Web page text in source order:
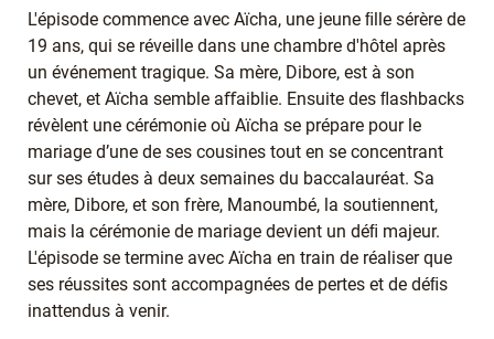
L'épisode commence avec Aïcha, une jeune ﬁlle sérère de
19 ans, qui se réveille dans une chambre d'hôtel après
un événement tragique. Sa mère, Dibore, est à son
chevet, et Aïcha semble aﬀaiblie. Ensuite des ﬂashbacks
révèlent une cérémonie où Aïcha se prépare pour le
mariage d’une de ses cousines tout en se concentrant
sur ses études à deux semaines du baccalauréat. Sa
mère, Dibore, et son frère, Manoumbé, la soutiennent,
mais la cérémonie de mariage devient un déﬁ majeur.
L'épisode se termine avec Aïcha en train de réaliser que
ses réussites sont accompagnées de pertes et de déﬁs
inattendus à venir.